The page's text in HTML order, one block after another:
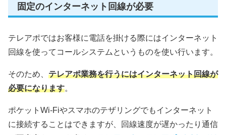
固定のインターネット回線が必要
テレアポではお客様に電話を掛ける際にはインターネット
回線を使ってコールシステムというものを使い行います。
そのため、 テレアポ業務を行うにはインターネット回線が
必要になります。
ポケットWi-Fiやスマホのテザリングでもインターネット
に接続することはできますが、回線速度が遅かったり通信